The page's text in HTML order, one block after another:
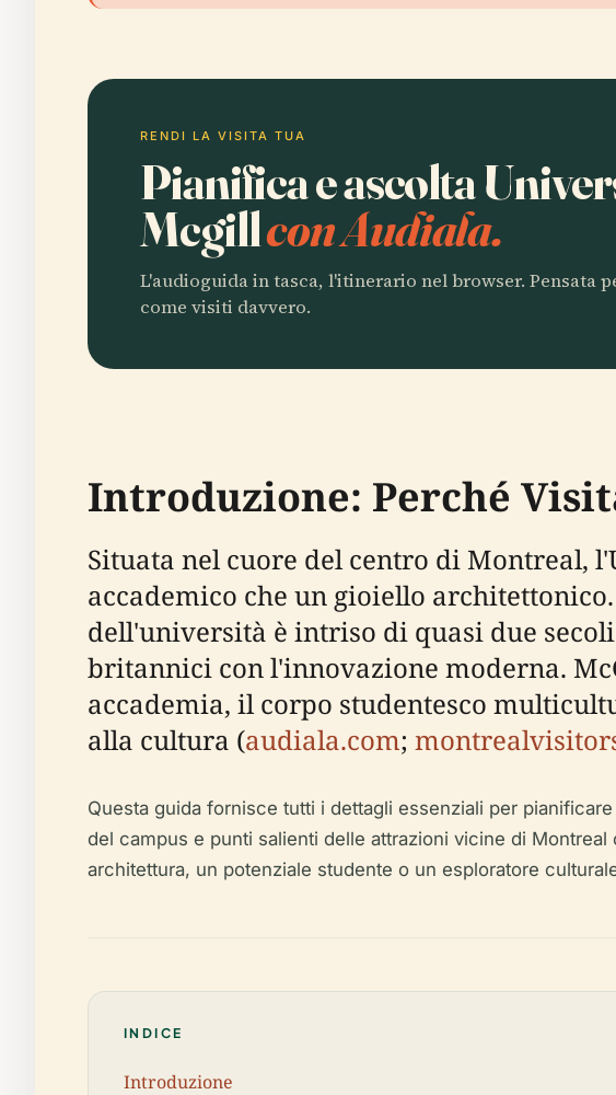
RENDI LA VISITA TUA
Pianifica e ascolta
Mcgillcon Audiala.
L'audioguida in tasca, l'itinerario nel browser. Pensata
come visiti davvero.
Introduzione: Perché
Situata nel cuore del centro di Montreal,
accademico che un gioiello
dell'università è intriso di quasi due
britannici con l'innovazione moderna.
accademia, il corpo studentesco
alla cultura (audiala.com;
Questa guida fornisce tutti i dettagli essenziali per
del campus e punti salienti delle attrazioni vicine di
architettura, un potenziale studente o un esploratore
INDICE
Introduzione